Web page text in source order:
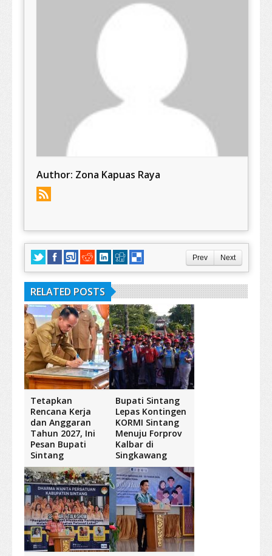
Author: Zona Kapuas Raya
Prev Next
RELATED POSTS
Tetapkan
Rencana Kerja
dan Anggaran
Tahun 2027, Ini
Pesan Bupati
Sintang
Bupati Sintang
Lepas Kontingen
KORMI Sintang
Menuju Forprov
Kalbar di
Singkawang